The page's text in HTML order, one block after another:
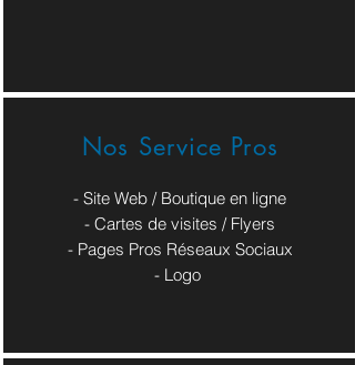
Nos Service Pros
- Site Web / Boutique en ligne
- Cartes de visites / Flyers
- Pages Pros Réseaux Sociaux
​- Logo